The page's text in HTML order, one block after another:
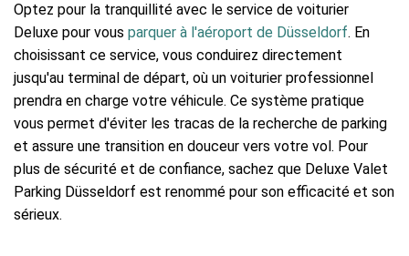
Optez pour la tranquillité avec le service de voiturier
Deluxe pour vous parquer à l'aéroport de Düsseldorf. En
choisissant ce service, vous conduirez directement
jusqu'au terminal de départ, où un voiturier professionnel
prendra en charge votre véhicule. Ce système pratique
vous permet d'éviter les tracas de la recherche de parking
et assure une transition en douceur vers votre vol. Pour
plus de sécurité et de confiance, sachez que Deluxe Valet
Parking Düsseldorf est renommé pour son efficacité et son
sérieux.